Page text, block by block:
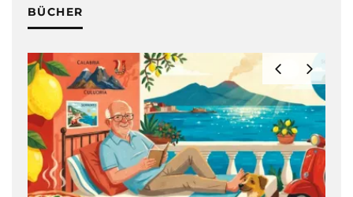
BÜCHER